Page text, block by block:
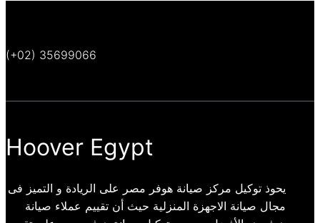
(+02) 35699066
Hoover Egypt
يحوذ توكيل مركز صيانة هوفر مصر على الريادة و التميز فى
مجال صيانة الاجهزة المنزلية حيث أن تقييم عملاء صيانة